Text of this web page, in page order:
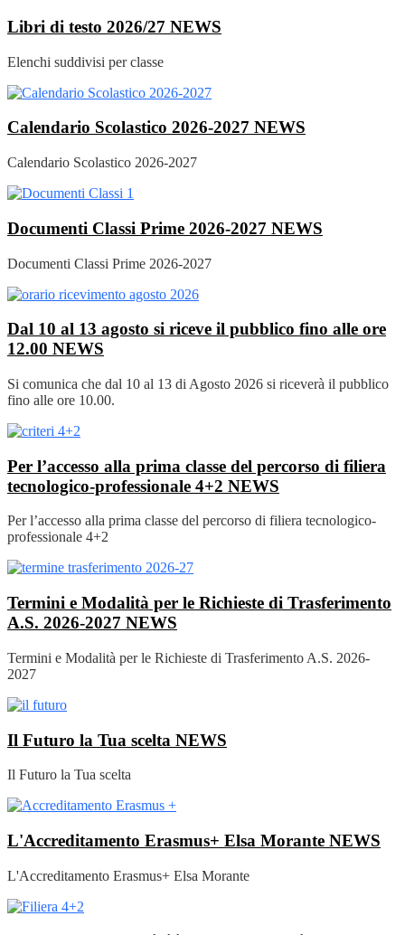
Libri di testo 2026/27 NEWS
Elenchi suddivisi per classe
Calendario Scolastico 2026-2027 NEWS
Calendario Scolastico 2026-2027
Documenti Classi Prime 2026-2027 NEWS
Documenti Classi Prime 2026-2027
Dal 10 al 13 agosto si riceve il pubblico fino alle ore
12.00 NEWS
Si comunica che dal 10 al 13 di Agosto 2026 si riceverà il pubblico
fino alle ore 10.00.
Per l’accesso alla prima classe del percorso di filiera
tecnologico-professionale 4+2 NEWS
Per l’accesso alla prima classe del percorso di filiera tecnologico-
professionale 4+2
Termini e Modalità per le Richieste di Trasferimento
A.S. 2026-2027 NEWS
Termini e Modalità per le Richieste di Trasferimento A.S. 2026-
2027
Il Futuro la Tua scelta NEWS
Il Futuro la Tua scelta
L'Accreditamento Erasmus+ Elsa Morante NEWS
L'Accreditamento Erasmus+ Elsa Morante